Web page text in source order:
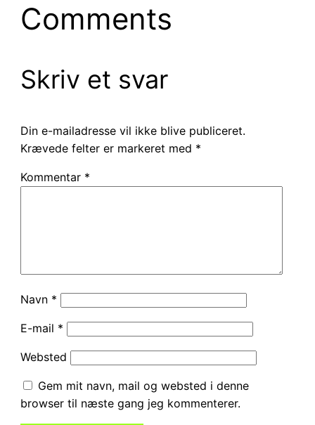
Comments
Skriv et svar
Din e-mailadresse vil ikke blive publiceret.
Krævede felter er markeret med *
Kommentar *
Navn *
E-mail *
Websted
Gem mit navn, mail og websted i denne
browser til næste gang jeg kommenterer.